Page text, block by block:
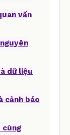
vấn
dữ liệu
cảnh báo
cùng